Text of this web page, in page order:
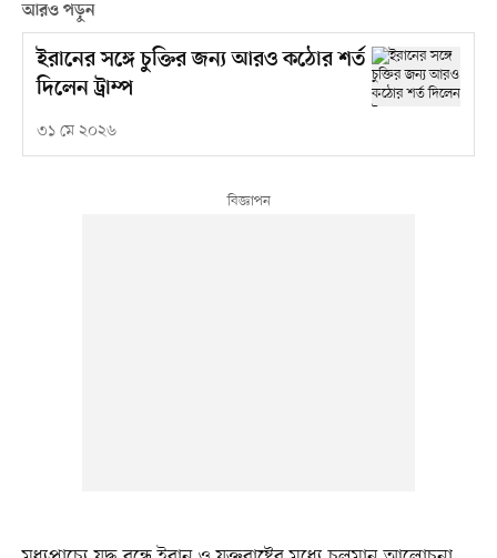
আরও পড়ুন
ইরানের সঙ্গে চুক্তির জন্য আরও কঠোর শর্ত
দিলেন ট্রাম্প
৩১ মে ২০২৬